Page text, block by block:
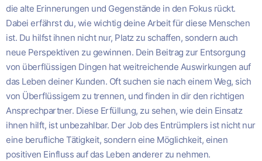
die alte Erinnerungen und Gegenstände in den Fokus rückt.
Dabei erfährst du, wie wichtig deine Arbeit für diese Menschen
ist. Du hilfst ihnen nicht nur, Platz zu schaffen, sondern auch
neue Perspektiven zu gewinnen. Dein Beitrag zur Entsorgung
von überflüssigen Dingen hat weitreichende Auswirkungen auf
das Leben deiner Kunden. Oft suchen sie nach einem Weg, sich
von Überflüssigem zu trennen, und finden in dir den richtigen
Ansprechpartner. Diese Erfüllung, zu sehen, wie dein Einsatz
ihnen hilft, ist unbezahlbar. Der Job des Entrümplers ist nicht nur
eine berufliche Tätigkeit, sondern eine Möglichkeit, einen
positiven Einfluss auf das Leben anderer zu nehmen.